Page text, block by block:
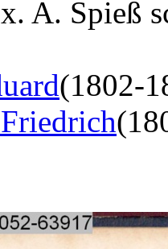
A. Spieß
(1802-